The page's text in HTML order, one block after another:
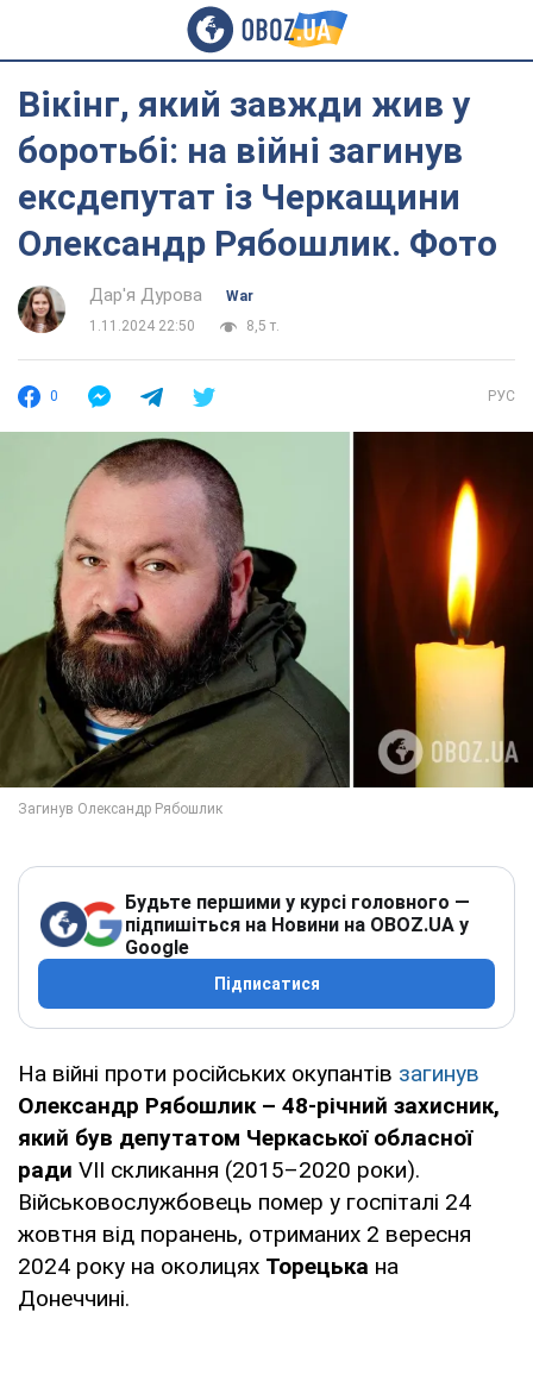
Вікінг, який завжди жив у
боротьбі: на війні загинув
ексдепутат із Черкащини
Олександр Рябошлик. Фото
Дар'я Дурова
War
1.11.2024 22:50
8,5 т.
0 РУС
Будьте першими у курсі головного —
підпишіться на Новини на OBOZ.UA у
Google
Підписатися
На війні проти російських окупантів загинув
Олександр Рябошлик – 48-річний захисник,
який був депутатом Черкаської обласної
ради VII скликання (2015–2020 роки).
Військовослужбовець помер у госпіталі 24
жовтня від поранень, отриманих 2 вересня
2024 року на околицях Торецька на
Донеччині.